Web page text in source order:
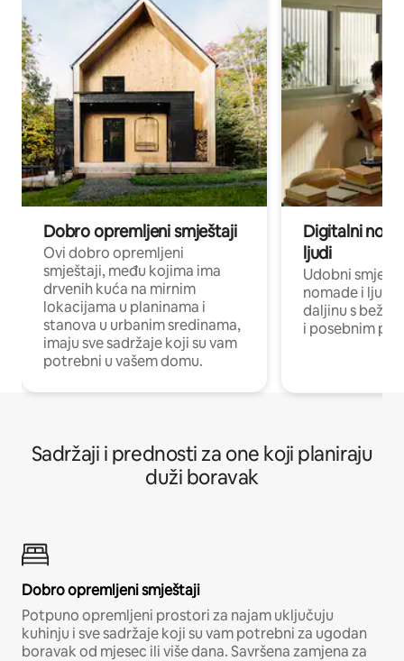
Dobro opremljeni smještaji
Ovi dobro opremljeni
smještaji, među kojima ima
drvenih kuća na mirnim
lokacijama u planinama i
stanova u urbanim sredinama,
imaju sve sadržaje koji su vam
potrebni u vašem domu.
Digitalni
ljudi
Udobni
nomade i ljude
daljinu s
i posebnim
Sadržaji i prednosti za one koji planiraju
duži boravak
Dobro opremljeni smještaji
Potpuno opremljeni prostori za najam uključuju
kuhinju i sve sadržaje koji su vam potrebni za ugodan
boravak od mjesec ili više dana. Savršena zamjena za